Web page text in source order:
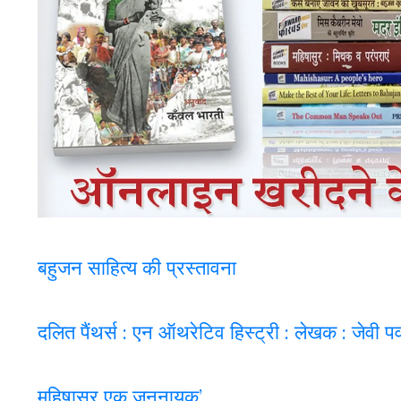
बहुजन साहित्य की प्रस्तावना
दलित पैंथर्स : एन ऑथरेटिव हिस्ट्री : लेखक : जेवी